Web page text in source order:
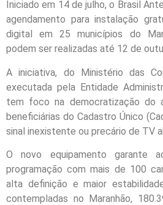
Iniciado em 14 de julho, o Brasil
agendamento para instalação
digital em 25 municípios do
podem ser realizadas até 12 de
A iniciativa, do Ministério das
executada pela Entidade
tem foco na democratização do
beneficiárias do Cadastro Único
sinal inexistente ou precário de TV
O novo equipamento garante
programação com mais de 100
alta definição e maior
contempladas no Maranhão,